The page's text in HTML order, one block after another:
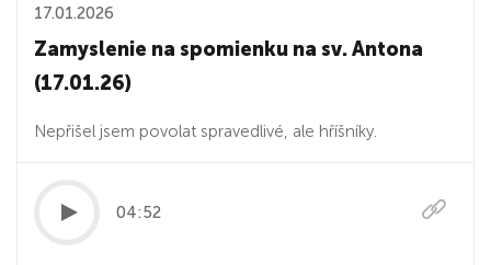
17.01.2026
Zamyslenie na spomienku na sv. Antona
(17.01.26)
Nepřišel jsem povolat spravedlivé, ale hříšníky.
04:52